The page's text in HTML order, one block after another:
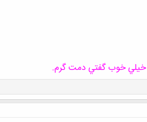
خيلي خوب گفتي دمت گرم.